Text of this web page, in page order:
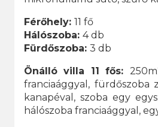
Férőhely: 11 fő
Hálószoba: 4 db
Fürdőszoba: 3 db
Önálló villa 11 fős:
franciaággyal, fürdőszoba
kanapéval, szoba egy
hálószoba franciaággyal,